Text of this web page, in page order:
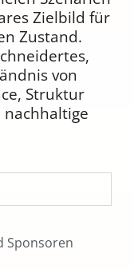
Zielbild für
Zustand.
von
Struktur
Sponsoren